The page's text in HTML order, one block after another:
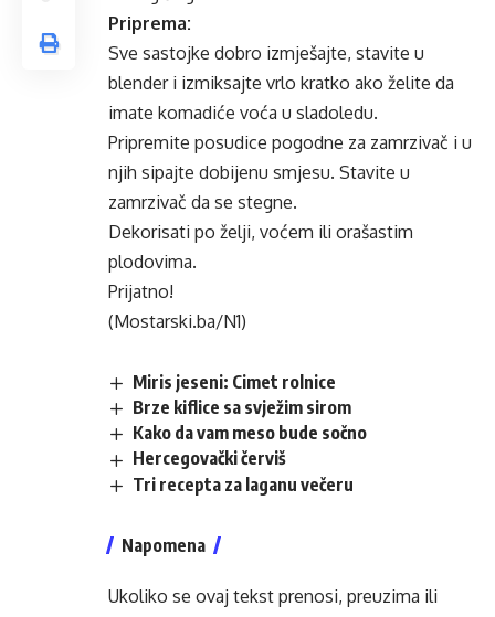
Priprema:
Sve sastojke dobro izmješajte, stavite u
blender i izmiksajte vrlo kratko ako želite da
imate komadiće voća u sladoledu.
Pripremite posudice pogodne za zamrzivač i u
njih sipajte dobijenu smjesu. Stavite u
zamrzivač da se stegne.
Dekorisati po želji, voćem ili orašastim
plodovima.
Prijatno!
(Mostarski.ba/N1)
Miris jeseni: Cimet rolnice
Brze kiflice sa svježim sirom
Kako da vam meso bude sočno
Hercegovački červiš
Tri recepta za laganu večeru
Napomena
Ukoliko se ovaj tekst prenosi, preuzima ili